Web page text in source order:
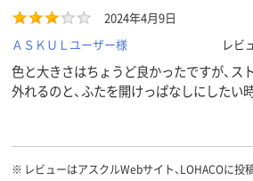
2024年4月9日
ＡＳＫＵＬユーザー様
レビ
色と大きさはちょうど良かったですが、ス
外れるのと、ふたを開けっぱなしにしたい
※ レビューはアスクルWebサイト、LOHACOに投